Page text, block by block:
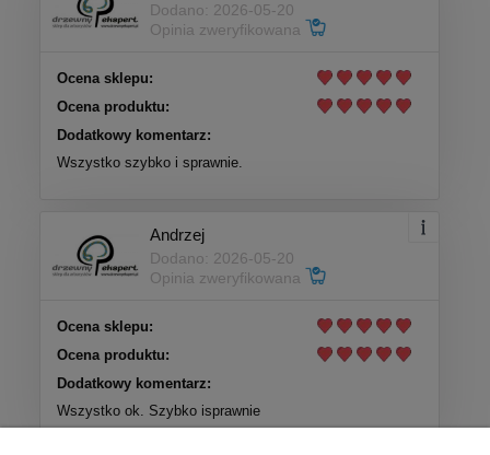
Dodano: 2026-05-20
Opinia zweryfikowana
Ocena sklepu:
Ocena produktu:
Dodatkowy komentarz:
Wszystko szybko i sprawnie.
Andrzej
Dodano: 2026-05-20
Opinia zweryfikowana
Ocena sklepu:
Ocena produktu:
Dodatkowy komentarz:
Wszystko ok. Szybko isprawnie